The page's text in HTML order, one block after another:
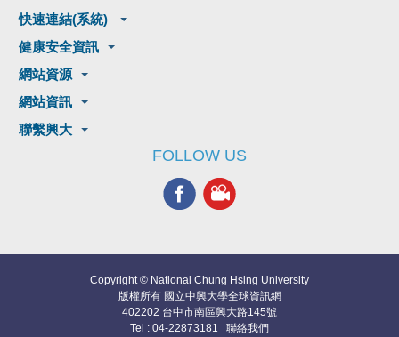
快速連結(系統)
健康安全資訊
網站資源
網站資訊
聯繫興大
FOLLOW US
Copyright © National Chung Hsing University
版權所有 國立中興大學全球資訊網
402202 台中市南區興大路145號
Tel : 04-22873181 聯絡我們